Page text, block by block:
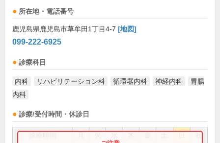
所在地・電話番号
鹿児島県鹿児島市草牟田1丁目4-7 [地図]
099-222-6925
診療科目
内科 リハビリテーション科 循環器内科 神経内科
胃腸
内科
診療/受付時間・休診日
祝